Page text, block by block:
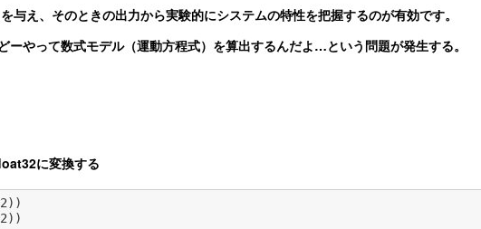
与え、そのときの出力から実験的にシステムの特性を把握するのが有効です。
やって数式モデル（運動方程式）を算出するんだよ…という問題が発生する。
に変換する
))
))